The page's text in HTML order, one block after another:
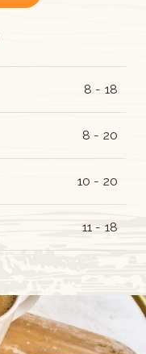
8 - 18
8 - 20
10 - 20
11 - 18